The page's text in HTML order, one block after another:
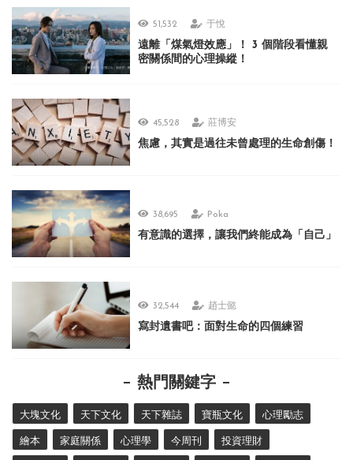
51,532 于悅
遠離「煤氣燈效應」！ 3 個階段看懂親
密關係間的心理操縱！
45,528 莊博安
焦慮，其實是過往未曾處理的生命創傷！
38,695 Poka
有意識的選擇，讓我們終能成為「自己」
32,544 趙士懿
寫封遺書吧：面對生命的四個練習
熱門關鍵字
大塊文化 天下文化 天下雜誌 寶瓶文化 心理勵志
繪本 家庭關係 心理學 今周刊 投資理財